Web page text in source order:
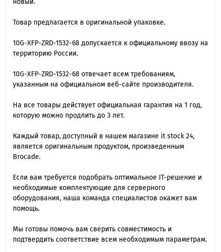
новый.
Товар предлагается в оригинальной упаковке.
10G-XFP-ZRD-1532-68 допускается к официальному ввозу на
территорию России.
10G-XFP-ZRD-1532-68 отвечает всем требованиям,
указанным на официальном веб-сайте производителя.
На все товары действует официальная гарантия на 1 год,
которую можно продлить до 3 лет.
Каждый товар, доступный в нашем магазине it stock 24,
является оригинальным продуктом, произведенным
Brocade.
Если вам требуется подобрать оптимальное IT-решение и
необходимые комплектующие для серверного
оборудования, наша команда специалиcтов окажет вам
помощь.
Мы готовы помочь вам сверить совместимость и
подтвердить соответствие всем необходимым параметрам.